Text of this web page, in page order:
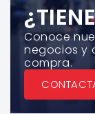
Conoce
negocios y
compra.